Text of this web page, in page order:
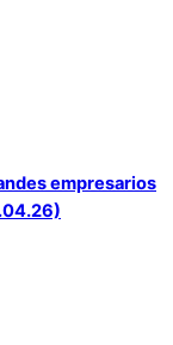
empresarios